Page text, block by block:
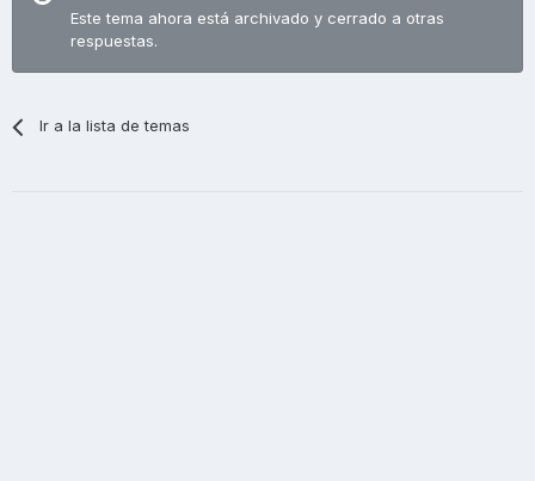
Este tema ahora está archivado y cerrado a otras
respuestas.
Ir a la lista de temas